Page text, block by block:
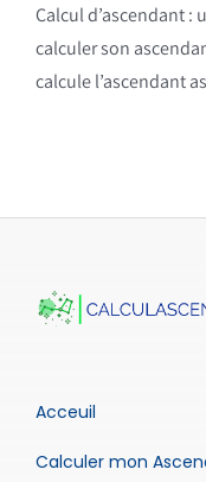
Calcul d’ascendant
calculer son
calcule l’ascendant
Acceuil
Calculer mon